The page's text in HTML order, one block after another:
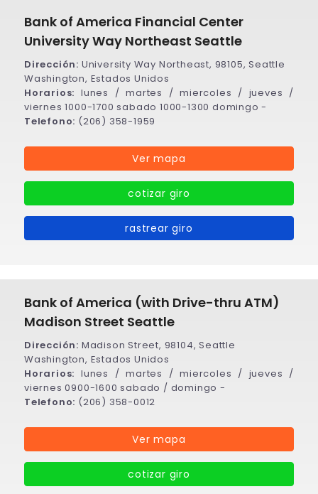
Bank of America Financial Center
University Way Northeast Seattle
Dirección: University Way Northeast, 98105, Seattle
Washington, Estados Unidos
Horarios: lunes / martes / miercoles / jueves /
viernes 1000-1700 sabado 1000-1300 domingo -
Telefono: (206) 358-1959
Ver mapa
cotizar giro
rastrear giro
Bank of America (with Drive-thru ATM)
Madison Street Seattle
Dirección: Madison Street, 98104, Seattle
Washington, Estados Unidos
Horarios: lunes / martes / miercoles / jueves /
viernes 0900-1600 sabado / domingo -
Telefono: (206) 358-0012
Ver mapa
cotizar giro